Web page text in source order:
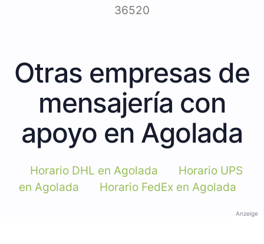
36520
Otras empresas de
mensajería con
apoyo en Agolada
Horario DHL en Agolada
Horario UPS
en Agolada
Horario FedEx en Agolada
Anzeige